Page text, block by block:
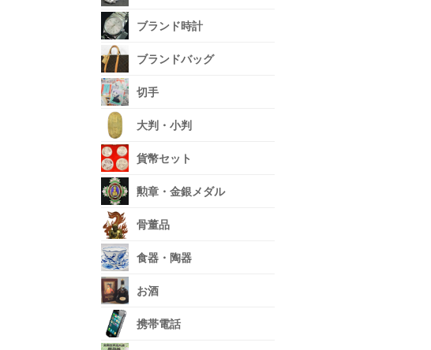
ブランド時計
ブランドバッグ
切手
大判・小判
貨幣セット
勲章・金銀メダル
骨董品
食器・陶器
お酒
携帯電話